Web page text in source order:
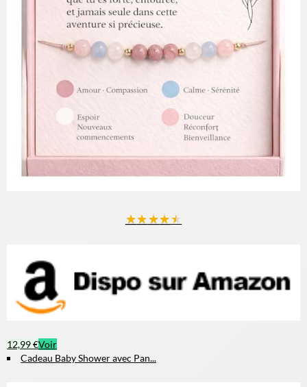
★★★★★
12,99 €Voir
Cadeau Baby Shower avec Pan...